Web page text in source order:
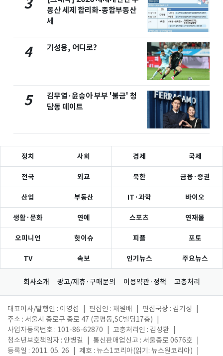
3
동산 세제 합리화-종합부동산
세
4 기성용, 어디로?
5
김무열·윤승아 부부 '불금' 청
담동 데이트
정치 사회 경제 국제
전국 외교 북한 금융·증권
산업 부동산 IT·과학 바이오
생활·문화 연예 스포츠 연재물
오피니언 핫이슈 피플 포토
TV 속보 인기뉴스 주요뉴스
회사소개 광고/제휴·구매문의 이용약관·정책 고충처리
대표이사/발행인 : 이영섭 편집인 : 채원배 편집국장 : 김기성
주소 : 서울시 종로구 종로 47 (공평동,SC빌딩17층)
사업자등록번호 : 101-86-62870
고충처리인 : 김성환
청소년보호책임자 : 안병길
통신판매업신고 : 서울종로 0676호
등록일 : 2011. 05. 26
제호 : 뉴스1코리아(읽기: 뉴스원코리아)